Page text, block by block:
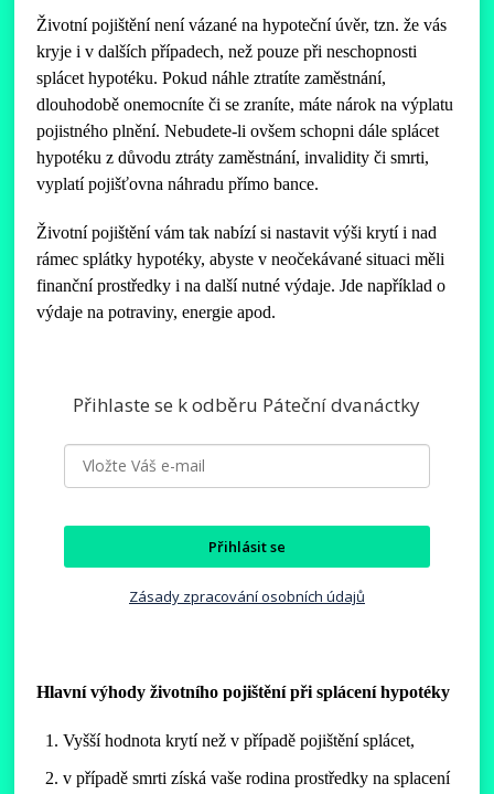
Životní pojištění není vázané na hypoteční úvěr, tzn. že vás
kryje i v dalších případech, než pouze při neschopnosti
splácet hypotéku. Pokud náhle ztratíte zaměstnání,
dlouhodobě onemocníte či se zraníte, máte nárok na výplatu
pojistného plnění. Nebudete-li ovšem schopni dále splácet
hypotéku z důvodu ztráty zaměstnání, invalidity či smrti,
vyplatí pojišťovna náhradu přímo bance.
Životní pojištění vám tak nabízí si nastavit výši krytí i nad
rámec splátky hypotéky, abyste v neočekávané situaci měli
finanční prostředky i na další nutné výdaje. Jde například o
výdaje na potraviny, energie apod.
Přihlaste se k odběru Páteční dvanáctky
Přihlásit se
Zásady zpracování osobních údajů
Hlavní výhody životního pojištění při splácení hypotéky
Vyšší hodnota krytí než v případě pojištění splácet,
v případě smrti získá vaše rodina prostředky na splacení